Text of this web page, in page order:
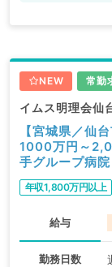
NEW 常勤
イムス明理会仙
【宮城県／
1000万円～
手グループ病院
年収1,800万円以上
給与
勤務日数